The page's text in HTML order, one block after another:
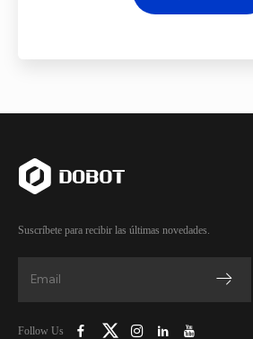
Suscríbete para recibir las últimas novedades.
Follow Us